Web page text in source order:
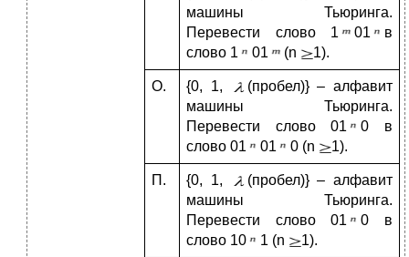
машины Тьюринга.
Перевести слово 1
01
в
слово 1
01 (n 1).
О. {0, 1,
(пробел)} – алфавит
машины Тьюринга.
Перевести слово 01
0 в
слово 01
01 0 (n 1).
П. {0, 1,
(пробел)} – алфавит
машины Тьюринга.
Перевести слово 01
0 в
слово 10
1 (n 1).